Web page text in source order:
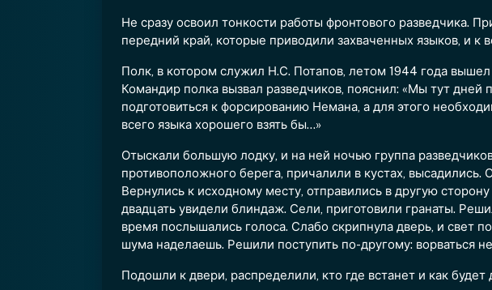
Не сразу освоил тонкости работы фронтового разведчика.
передний край, которые приводили захваченных языков, и к
Полк, в котором служил Н.С. Потапов, летом 1944 года
Командир полка вызвал разведчиков, пояснил: «Мы тут
подготовиться к форсированию Немана, а для этого
всего языка хорошего взять бы…»
Отыскали большую лодку, и на ней ночью группа
противоположного берега, причалили в кустах,
Вернулись к исходному месту, отправились в другую
двадцать увидели блиндаж. Сели, приготовили гранаты.
время послышались голоса. Слабо скрипнула дверь, и свет
шума наделаешь. Решили поступить по-другому: ворваться
Подошли к двери, распределили, кто где встанет и как будет